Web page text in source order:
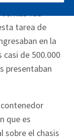
fue
tarea de
en la
de 500.000
presentaban
que es
sobre el chasis